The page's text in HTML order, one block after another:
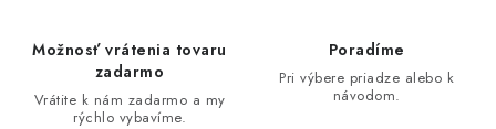
Možnosť vrátenia tovaru
zadarmo
Vrátite k nám zadarmo a my
rýchlo vybavíme.
Poradíme
Pri výbere priadze alebo k
návodom.